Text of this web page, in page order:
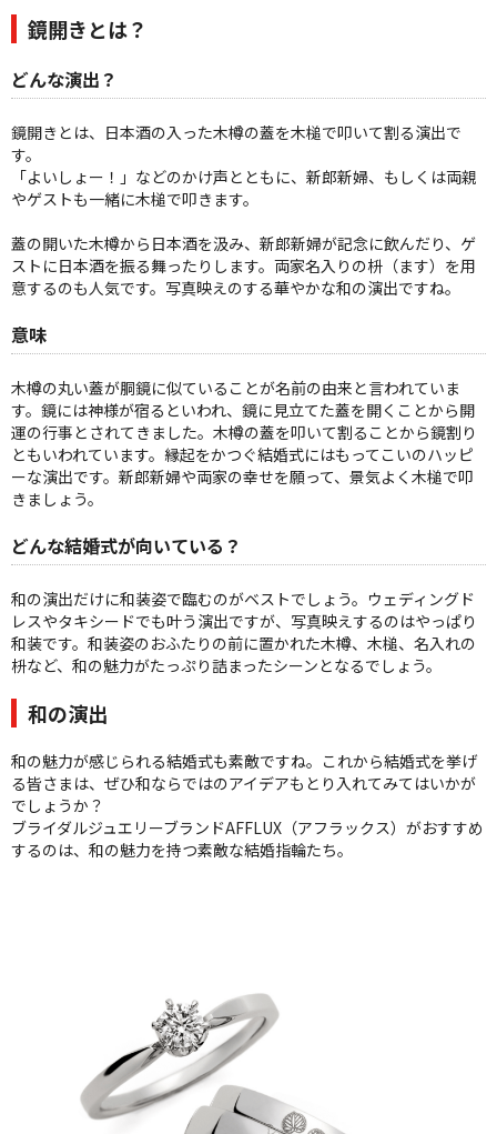
鏡開きとは？
どんな演出？
鏡開きとは、日本酒の入った木樽の蓋を木槌で叩いて割る演出で
す。
「よいしょー！」などのかけ声とともに、新郎新婦、もしくは両親
やゲストも一緒に木槌で叩きます。
蓋の開いた木樽から日本酒を汲み、新郎新婦が記念に飲んだり、ゲ
ストに日本酒を振る舞ったりします。両家名入りの枡（ます）を用
意するのも人気です。写真映えのする華やかな和の演出ですね。
意味
木樽の丸い蓋が胴鏡に似ていることが名前の由来と言われていま
す。鏡には神様が宿るといわれ、鏡に見立てた蓋を開くことから開
運の行事とされてきました。木樽の蓋を叩いて割ることから鏡割り
ともいわれています。縁起をかつぐ結婚式にはもってこいのハッピ
ーな演出です。新郎新婦や両家の幸せを願って、景気よく木槌で叩
きましょう。
どんな結婚式が向いている？
和の演出だけに和装姿で臨むのがベストでしょう。ウェディングド
レスやタキシードでも叶う演出ですが、写真映えするのはやっぱり
和装です。和装姿のおふたりの前に置かれた木樽、木槌、名入れの
枡など、和の魅力がたっぷり詰まったシーンとなるでしょう。
和の演出
和の魅力が感じられる結婚式も素敵ですね。これから結婚式を挙げ
る皆さまは、ぜひ和ならではのアイデアもとり入れてみてはいかが
でしょうか？
ブライダルジュエリーブランドAFFLUX（アフラックス）がおすすめ
するのは、和の魅力を持つ素敵な結婚指輪たち。